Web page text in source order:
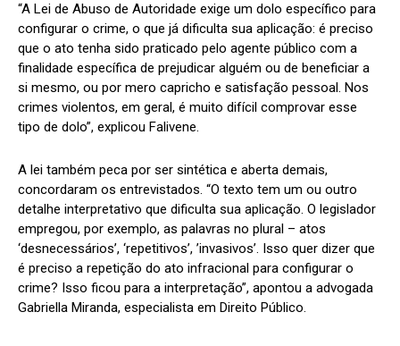
“A Lei de Abuso de Autoridade exige um dolo específico para
configurar o crime, o que já dificulta sua aplicação: é preciso
que o ato tenha sido praticado pelo agente público com a
finalidade específica de prejudicar alguém ou de beneficiar a
si mesmo, ou por mero capricho e satisfação pessoal. Nos
crimes violentos, em geral, é muito difícil comprovar esse
tipo de dolo”, explicou Falivene.
A lei também peca por ser sintética e aberta demais,
concordaram os entrevistados. “O texto tem um ou outro
detalhe interpretativo que dificulta sua aplicação. O legislador
empregou, por exemplo, as palavras no plural – atos
‘desnecessários’, ‘repetitivos’, ’invasivos’. Isso quer dizer que
é preciso a repetição do ato infracional para configurar o
crime? Isso ficou para a interpretação”, apontou a advogada
Gabriella Miranda, especialista em Direito Público.